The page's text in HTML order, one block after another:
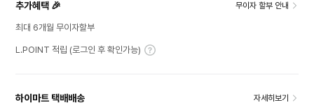
추가혜택 🎉 무이자 할부 안내
최대 6개월 무이자할부
L.POINT 적립 (로그인 후 확인가능)
하이마트 택배배송 자세히보기